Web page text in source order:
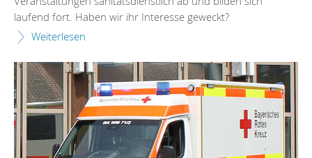
laufend fort. Haben wir ihr Interesse geweckt?
Weiterlesen